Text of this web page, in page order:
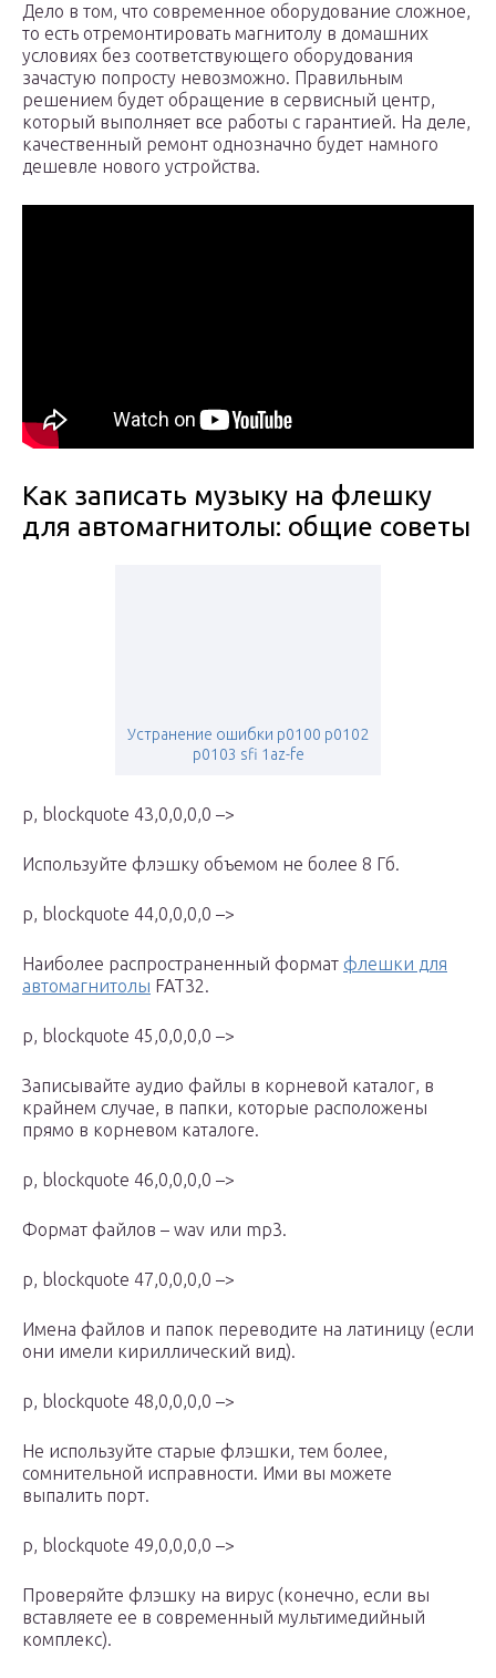
Дело в том, что современное оборудование сложное,
то есть отремонтировать магнитолу в домашних
условиях без соответствующего оборудования
зачастую попросту невозможно. Правильным
решением будет обращение в сервисный центр,
который выполняет все работы с гарантией. На деле,
качественный ремонт однозначно будет намного
дешевле нового устройства.
Как записать музыку на флешку
для автомагнитолы: общие советы
Устранение ошибки p0100 p0102
p0103 sfi 1az-fe
p, blockquote 43,0,0,0,0 –>
Используйте флэшку объемом не более 8 Гб.
p, blockquote 44,0,0,0,0 –>
Наиболее распространенный формат флешки для
автомагнитолы FAT32.
p, blockquote 45,0,0,0,0 –>
Записывайте аудио файлы в корневой каталог, в
крайнем случае, в папки, которые расположены
прямо в корневом каталоге.
p, blockquote 46,0,0,0,0 –>
Формат файлов – wav или mp3.
p, blockquote 47,0,0,0,0 –>
Имена файлов и папок переводите на латиницу (если
они имели кириллический вид).
p, blockquote 48,0,0,0,0 –>
Не используйте старые флэшки, тем более,
сомнительной исправности. Ими вы можете
выпалить порт.
p, blockquote 49,0,0,0,0 –>
Проверяйте флэшку на вирус (конечно, если вы
вставляете ее в современный мультимедийный
комплекс).